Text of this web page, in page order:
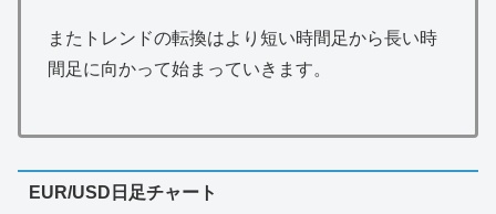
またトレンドの転換はより短い時間足から長い時
間足に向かって始まっていきます。
EUR/USD日足チャート